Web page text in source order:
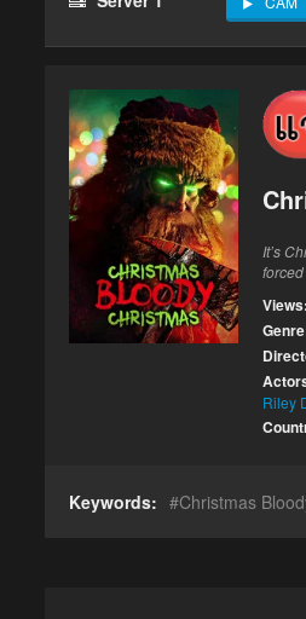
It’s
Views:
Riley
Keywords: Christmas